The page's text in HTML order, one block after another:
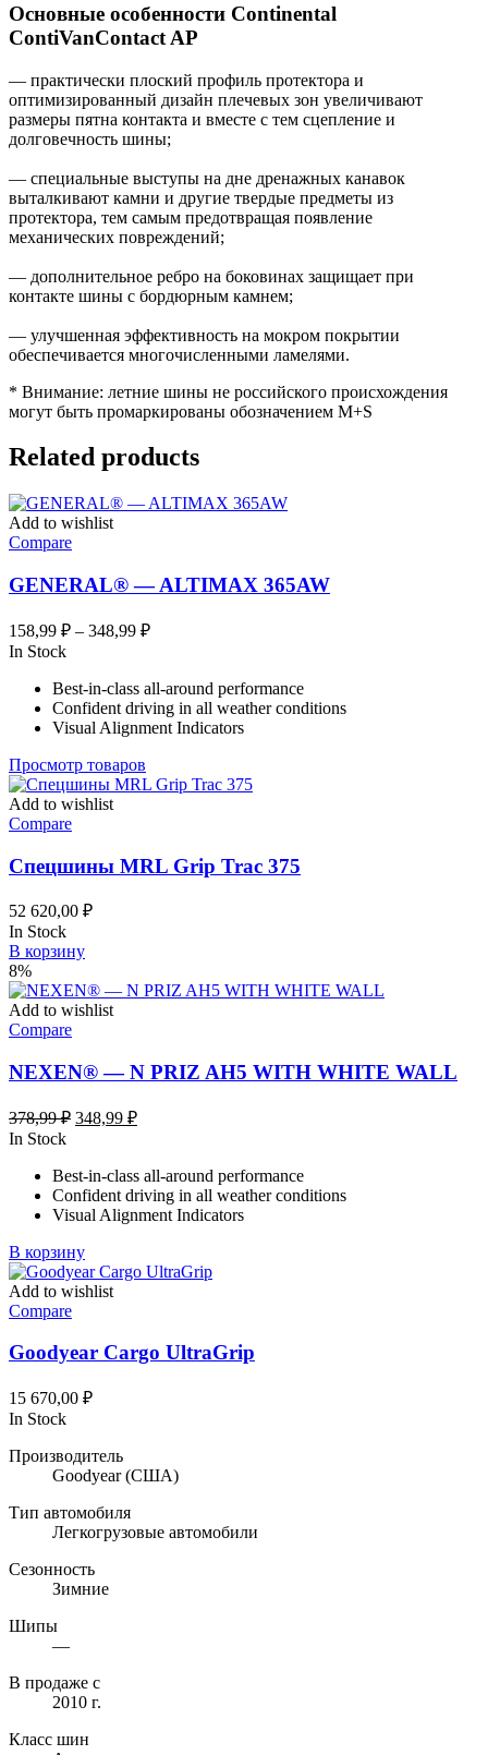
Основные особенности Continental
ContiVanContact AP
— практически плоский профиль протектора и
оптимизированный дизайн плечевых зон увеличивают
размеры пятна контакта и вместе с тем сцепление и
долговечность шины;
— специальные выступы на дне дренажных канавок
выталкивают камни и другие твердые предметы из
протектора, тем самым предотвращая появление
механических повреждений;
— дополнительное ребро на боковинах защищает при
контакте шины с бордюрным камнем;
— улучшенная эффективность на мокром покрытии
обеспечивается многочисленными ламелями.
* Внимание: летние шины не российского происхождения
могут быть промаркированы обозначением M+S
Related products
Add to wishlist
Compare
GENERAL® — ALTIMAX 365AW
158,99 ₽ – 348,99 ₽Диапазон
–
348,99 ₽
In Stock
Best-in-class all-around performance
Confident driving in all weather conditions
Visual Alignment Indicators
Просмотр товаров
Add to wishlist
Compare
Спецшины MRL Grip Trac 375
52 620,00 ₽
In Stock
В корзину
8%
Add to wishlist
Compare
NEXEN® — N PRIZ AH5 WITH WHITE WALL
378,99₽ Первоначальная
378,99 ₽.
348,99 ₽Текущая
In Stock
Best-in-class all-around performance
Confident driving in all weather conditions
Visual Alignment Indicators
В корзину
Add to wishlist
Compare
Goodyear Cargo UltraGrip
15 670,00 ₽
In Stock
Производитель
Goodyear(США)
Тип автомобиля
Легкогрузовые автомобили
Сезонность
Зимние
Шипы
—
В продаже с
2010 г.
Класс шин